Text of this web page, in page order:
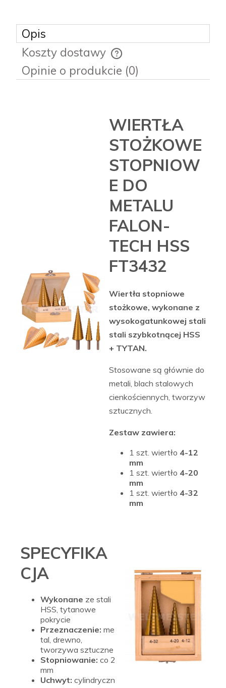
Opis
Koszty dostawy
Cena nie zawiera ewentualnych kosztów płatności
Opinie o produkcie (0)
WIERTŁA
STOŻKOWE
STOPNIOW
E DO
METALU
FALON-
TECH HSS
FT3432
Wiertła stopniowe
stożkowe, wykonane z
wysokogatunkowej stali
stali szybkotnącej HSS
+ TYTAN.
Stosowane są głównie do
metali, blach stalowych
cienkościennych, tworzyw
sztucznych.
Zestaw zawiera:
1 szt. wiertło 4-12
mm
1 szt. wiertło 4-20
mm
1 szt. wiertło 4-32
mm
SPECYFIKA
CJA
Wykonane ze stali
HSS, tytanowe
pokrycie
Przeznaczenie: me
tal, drewno,
tworzywa sztuczne
Stopniowanie: co 2
mm
Uchwyt: cylindryczn